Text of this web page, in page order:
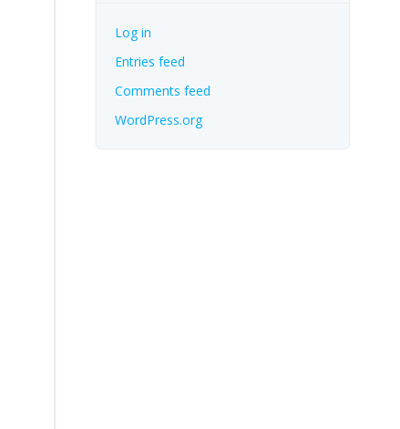
Log in
Entries feed
Comments feed
WordPress.org